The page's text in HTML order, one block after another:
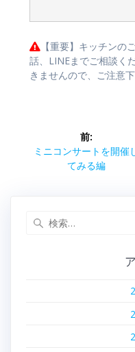
【重要】キッチンの
話、LINEまでご相談く
きませんので、ご注意
ビ
前:
前
ミニコンサートを開催
てみる編